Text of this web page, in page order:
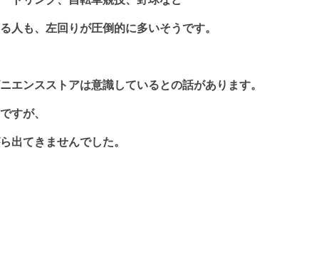
、左回りが圧倒的に多いそうです。
エンスストアは意識しているとの話があります。
すが、
出てきませんでした。